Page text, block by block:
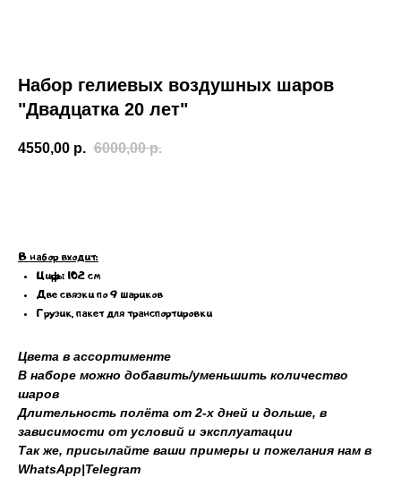
Набор гелиевых воздушных шаров
"Двадцатка 20 лет"
4550,00 р. 6000,00 р.
В набор входит:
Цифры 102 см
Две связки по 9 шариков
Грузик, пакет для транспортировки
Цвета в ассортименте
В наборе можно добавить/уменьшить количество
шаров
Длительность полёта от 2-х дней и дольше, в
зависимости от условий и эксплуатации
Так же, присылайте ваши примеры и пожелания нам в
WhatsApp|Telegram